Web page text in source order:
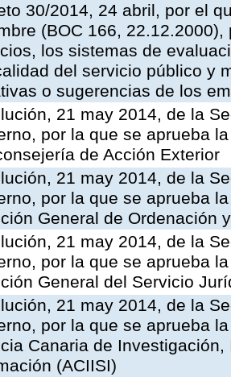
30/2014, 24 abril, por el
(BOC 166,
los sistemas de
del servicio público y
o sugerencias de los
21 may 2014, de la
por la que se aprueba
de Acción Exterior
21 may 2014, de la
por la que se aprueba
General de Ordenación
21 may 2014, de la
por la que se aprueba
General del Servicio
21 may 2014, de la
por la que se aprueba
Canaria de
(ACIISI)